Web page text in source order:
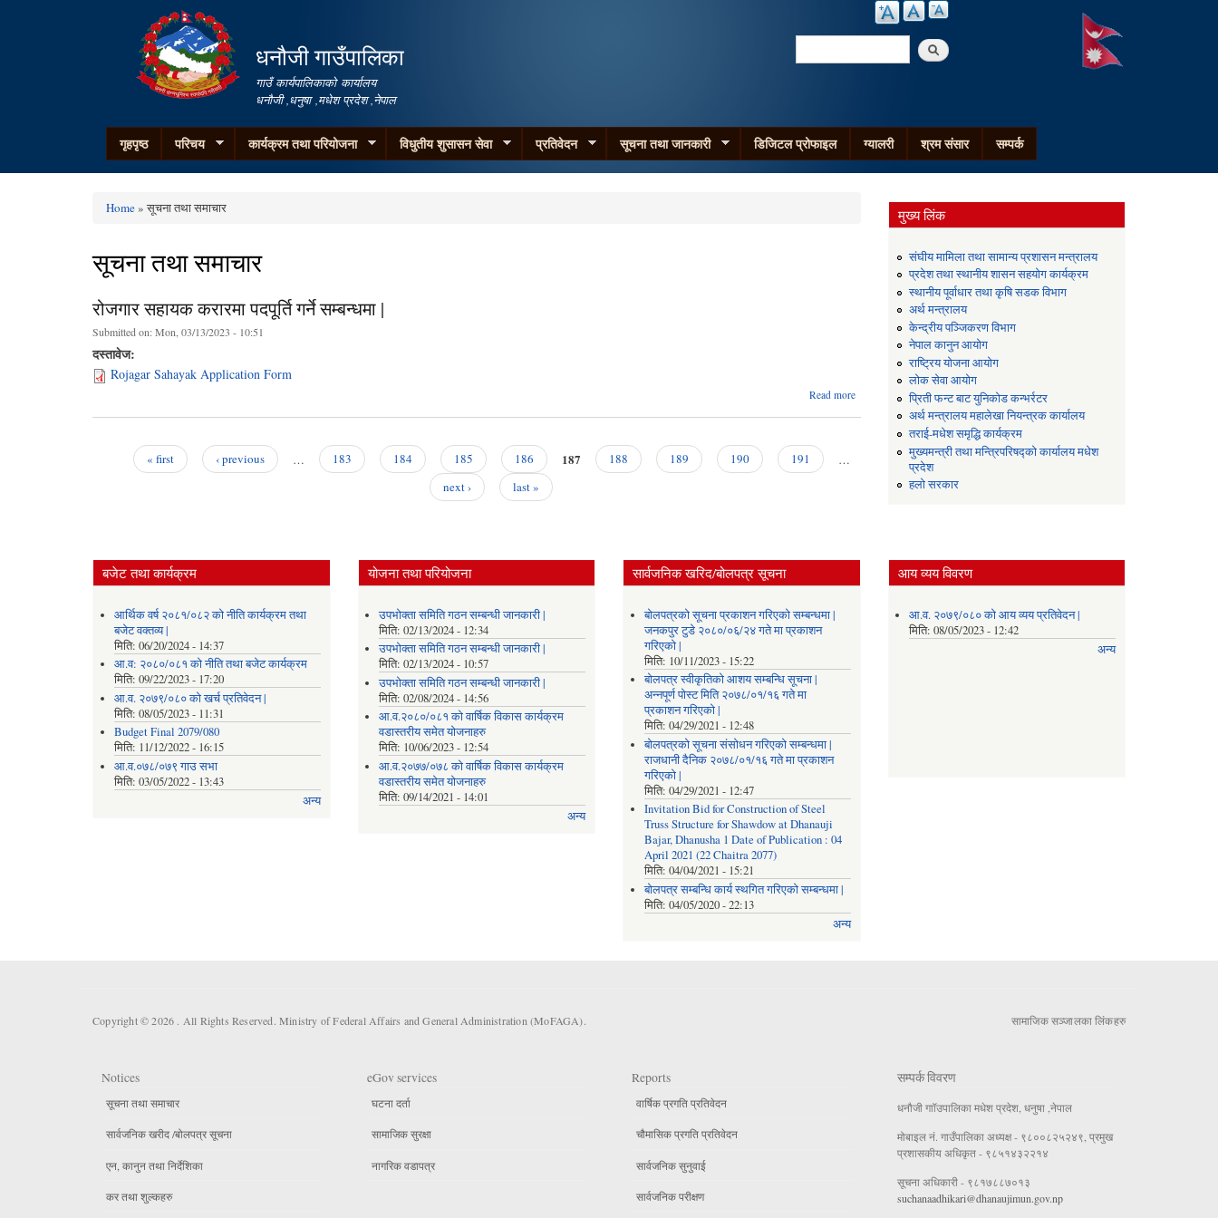
धनौजी गाउँपालिका
गाउँ कार्यपालिकाको कार्यालय
धनौजी ,धनुषा ,मधेश प्रदेश ,नेपाल
Search
गृहपृष्ठ परिचय कार्यक्रम तथा परियोजना विधुतीय शुसासन सेवा प्रतिवेदन सूचना तथा जानकारी डिजिटल प्रोफाइल ग्यालरी श्रम संसार सम्पर्क
You are here
Home» सूचना तथा समाचार
सूचना तथा समाचार
रोजगार सहायक करारमा पदपूर्ति गर्ने सम्बन्धमा |
Submitted on:Mon, 03/13/2023 - 10:51
दस्तावेज:
Rojagar Sahayak Application Form
Read more
« first ‹ previous … 183 184 185 186 187 188 189 190 191
…
next ›
last »
मुख्य लिंक
संघीय मामिला तथा सामान्य प्रशासन मन्त्रालय
प्रदेश तथा स्थानीय शासन सहयोग कार्यक्रम
स्थानीय पूर्वाधार तथा कृषि सडक विभाग
अर्थ मन्त्रालय
केन्द्रीय पञ्जिकरण विभाग
नेपाल कानुन आयोग
राष्ट्रिय योजना आयोग
लोक सेवा आयोग
प्रिती फन्ट बाट युनिकोड कन्भर्रटर
अर्थ मन्त्रालय महालेखा नियन्त्रक कार्यालय
तराई-मधेश समृद्धि कार्यक्रम
मुख्यमन्त्री तथा मन्त्रिपरिषद्को कार्यालय मधेश
प्रदेश
हलो सरकार
बजेट तथा कार्यक्रम
आर्थिक वर्ष २०८१/०८२ को नीति कार्यक्रम तथा
बजेट वक्तव्य |
मिति: 06/20/2024 - 14:37
आ.व: २०८०/०८१ को नीति तथा बजेट कार्यक्रम
मिति: 09/22/2023 - 17:20
आ.व. २०७९/०८० को खर्च प्रतिवेदन |
मिति: 08/05/2023 - 11:31
Budget Final 2079/080
मिति: 11/12/2022 - 16:15
आ.व.०७८/०७९ गाउ सभा
मिति: 03/05/2022 - 13:43
अन्य
योजना तथा परियोजना
उपभोक्ता समिति गठन सम्बन्धी जानकारी |
मिति:02/13/2024 - 12:34
उपभोक्ता समिति गठन सम्बन्धी जानकारी |
मिति:02/13/2024 - 10:57
उपभोक्ता समिति गठन सम्बन्धी जानकारी |
मिति:02/08/2024 - 14:56
आ.व.२०८०/०८१ को वार्षिक विकास कार्यक्रम
वडास्तरीय समेत योजनाहरु
मिति: 10/06/2023 - 12:54
आ.व.२०७७/०७८ को वार्षिक विकास कार्यक्रम
वडास्तरीय समेत योजनाहरु
मिति:09/14/2021 - 14:01
अन्य
सार्वजनिक खरिद/बोलपत्र सूचना
बोलपत्रको सूचना प्रकाशन गरिएको सम्बन्धमा |
जनकपुर टुडे २०८०/०६/२४ गते मा प्रकाशन
गरिएको |
मिति: 10/11/2023 - 15:22
बोलपत्र स्वीकृतिको आशय सम्बन्धि सूचना |
अन्नपूर्ण पोस्ट मिति २०७८/०१/१६ गते मा
प्रकाशन गरिएको |
मिति: 04/29/2021 - 12:48
बोलपत्रको सूचना संसोधन गरिएको सम्बन्धमा |
राजधानी दैनिक २०७८/०१/१६ गते मा प्रकाशन
गरिएको |
मिति: 04/29/2021 - 12:47
Invitation Bid for Construction of Steel
Truss Structure for Shawdow at Dhanauji
Bajar, Dhanusha 1 Date of Publication : 04
April 2021 (22 Chaitra 2077)
मिति: 04/04/2021 - 15:21
बोलपत्र सम्बन्धि कार्य स्थगित गरिएको सम्बन्धमा |
मिति: 04/05/2020 - 22:13
अन्य
आय व्यय विवरण
आ.व. २०७९/०८० को आय व्यय प्रतिवेदन |
मिति:08/05/2023 - 12:42
अन्य
Copyright © 2026 . All Rights Reserved. Ministry of Federal Affairs and General Administration (MoFAGA). सामाजिक सञ्जालका लिंकहरु
Notices
सूचना तथा समाचार
सार्वजनिक खरीद /बोलपत्र सूचना
एन, कानुन तथा निर्देशिका
कर तथा शुल्कहरु
eGov services
घटना दर्ता
सामाजिक सुरक्षा
नागरिक वडापत्र
Reports
वार्षिक प्रगति प्रतिवेदन
चौमासिक प्रगति प्रतिवेदन
सार्वजनिक सुनुवाई
सार्वजनिक परीक्षण
सम्पर्क विवरण
धनौजी गाॉउपालिका मधेश प्रदेश, धनुषा ,नेपाल
मोबाइल नं. गाउँपालिका अध्यक्ष - ९८००८२५२४९, प्रमुख
प्रशासकीय अधिकृत - ९८५१४३२२१४
सूचना अधिकारी - ९८१७८८७०१३
suchanaadhikari@dhanaujimun.gov.np